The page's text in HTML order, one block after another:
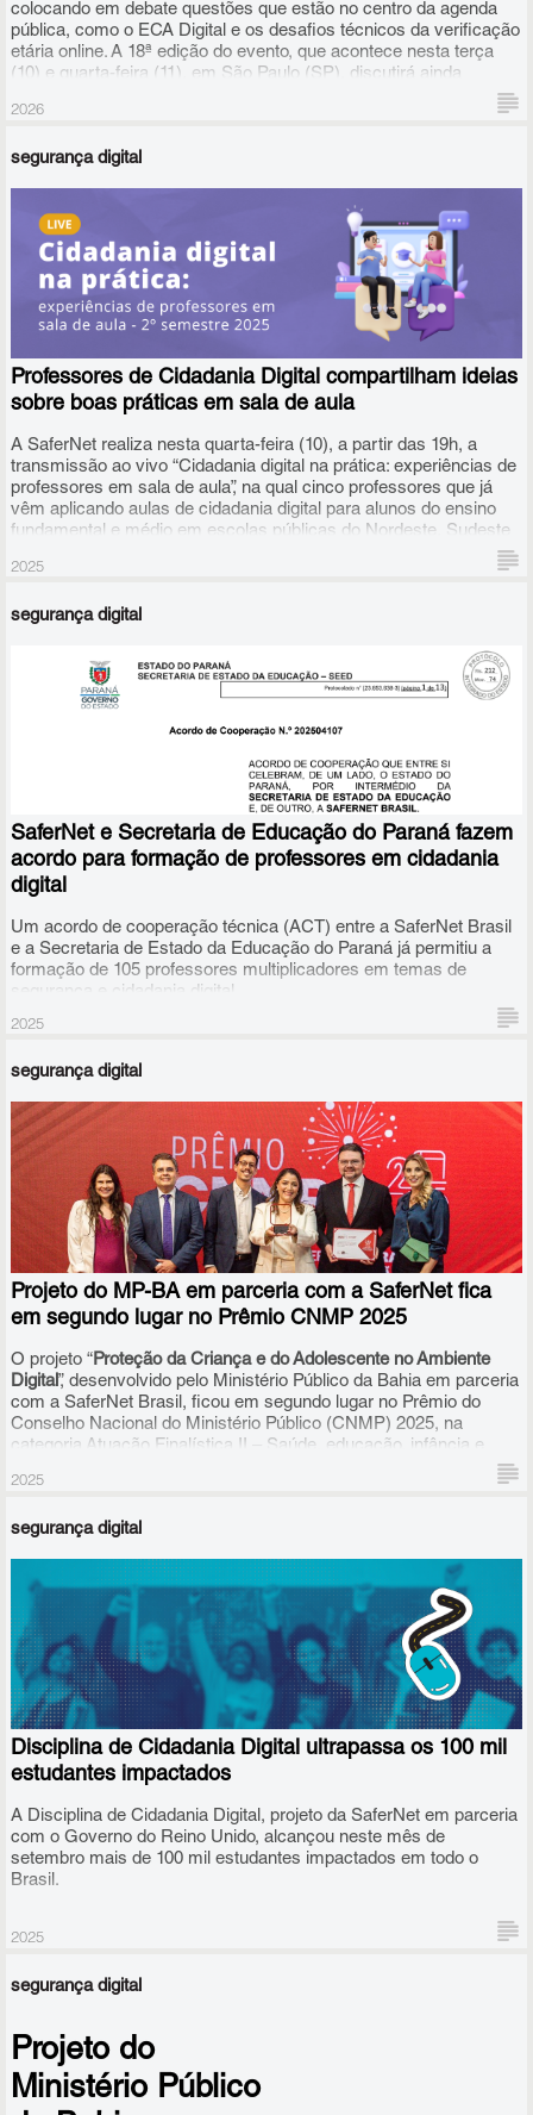
colocando em debate questões que estão no centro da agenda
pública, como o ECA Digital e os desafios técnicos da verificação
etária online. A 18ª edição do evento, que acontece nesta terça
(10) e quarta-feira (11), em São Paulo (SP), discutirá ainda
produção de deepfakes sexuais, riscos de fragmentação da
mais seguro e aberto, entre outros temas.
2026
segurança digital
Professores de Cidadania Digital compartilham ideias
sobre boas práticas em sala de aula
A SaferNet realiza nesta quarta-feira (10), a partir das 19h, a
transmissão ao vivo “Cidadania digital na prática: experiências de
professores em sala de aula”, na qual cinco professores que já
vêm aplicando aulas de cidadania digital para alunos do ensino
fundamental e médio em escolas públicas do Nordeste, Sudeste
e Sul do país trocarão ideias sobre como tem sido esse trabalho.
2025
segurança digital
SaferNet e Secretaria de Educação do Paraná fazem
acordo para formação de professores em cidadania
digital
Um acordo de cooperação técnica (ACT) entre a SaferNet Brasil
e a Secretaria de Estado da Educação do Paraná já permitiu a
formação de 105 professores multiplicadores em temas de
segurança e cidadania digital.
2025
segurança digital
Projeto do MP-BA em parceria com a SaferNet fica
em segundo lugar no Prêmio CNMP 2025
O projeto “ Proteção da Criança e do Adolescente no Ambiente
Digital”, desenvolvido pelo Ministério Público da Bahia em parceria
com a SaferNet Brasil, ficou em segundo lugar no Prêmio do
Conselho Nacional do Ministério Público (CNMP) 2025, na
categoria Atuação Finalística II – Saúde, educação, infância e
O anúncio do resultado das diversas categorias da premiação
ocorreu nesta quarta-feira (10/09), em cerimônia realizada em
Brasília.
2025
segurança digital
Disciplina de Cidadania Digital ultrapassa os 100 mil
estudantes impactados
A Disciplina de Cidadania Digital, projeto da SaferNet em parceria
com o Governo do Reino Unido, alcançou neste mês de
setembro mais de 100 mil estudantes impactados em todo o
Brasil.
2025
segurança digital
Projeto do
Ministério Público